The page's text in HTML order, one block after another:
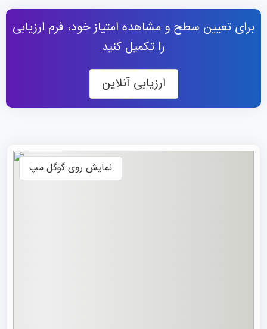
اکنون یکی از پیشروان آموزش عالی در حوزه‌های منابع آب،
مهندسی عمران و علوم مرتبط است.
این موسسه دارای سه پردیس در مناطق مختلف است که در
مساحت، در تپه چینگلیانگ نانجینگ واقع شده است، پردیس
دوم، در شهر چانگژو، در سال ۱۹۸۶ تأسیس شد و ۳۰ هکتار را در
سال ۲۰۰۱ افتتاح شد و ۵۷.۶ هکتار مساحت دارد. فضای سبز
گسترده و معماری زیبا، محیطی مناسب و آرام برایتحصیل در
برای تعیین سطح و مشاهده امتیاز خود، فرم ارزیابی
را تکمیل کنید
ارزیابی آنلاین
نمایش روی گوگل مپ